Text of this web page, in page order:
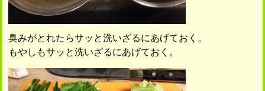
臭みがとれたらサッと洗いざるにあげておく。
もやしもサッと洗いざるにあげておく。